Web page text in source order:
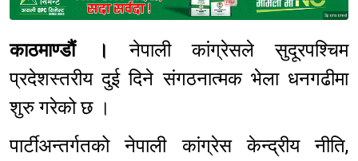
Sponsored
काठमाण्डौं ।
नेपाली कांग्रेसले सुदूरपश्चिम
प्रदेशस्तरीय दुई दिने संगठनात्मक भेला धनगढीमा
शुरु गरेको छ ।
पार्टीअन्तर्गतको नेपाली कांग्रेस केन्द्रीय नीति,